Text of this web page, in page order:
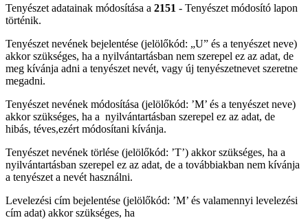
Tenyészet adatainak módosítása a 2151 - Tenyészet módosító lapon
történik.
Tenyészet nevének bejelentése (jelölőkód: „U” és a tenyészet neve)
akkor szükséges, ha a nyilvántartásban nem szerepel ez az adat, de
meg kívánja adni a tenyészet nevét, vagy új tenyészetnevet szeretne
megadni.
Tenyészet nevének módosítása (jelölőkód: ’M’ és a tenyészet neve)
akkor szükséges, ha a nyilvántartásban szerepel ez az adat, de
hibás, téves,ezért módosítani kívánja.
Tenyészet nevének törlése (jelölőkód: ’T’) akkor szükséges, ha a
nyilvántartásban szerepel ez az adat, de a továbbiakban nem kívánja
a tenyészet a nevét használni.
Levelezési cím bejelentése (jelölőkód: ’M’ és valamennyi levelezési
cím adat) akkor szükséges, ha